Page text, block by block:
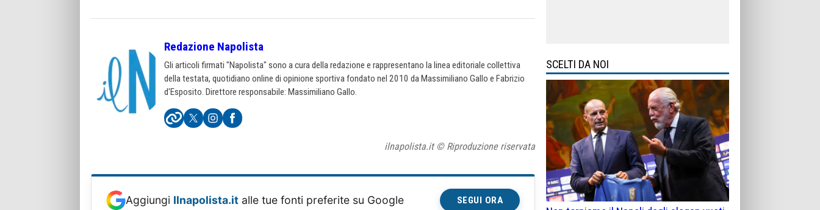
Redazione Napolista
Gli articoli firmati "Napolista" sono a cura della redazione e rappresentano la linea editoriale collettiva
della testata, quotidiano online di opinione sportiva fondato nel 2010 da Massimiliano Gallo e Fabrizio
d'Esposito. Direttore responsabile: Massimiliano Gallo.
ilnapolista.it © Riproduzione riservata
Aggiungi Ilnapolista.it alle tue fonti preferite su Google SEGUI ORA
SCELTI DA NOI